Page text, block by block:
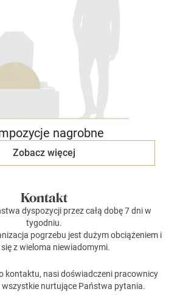
nagrobne
Zobacz więcej
Kontakt
dyspozycji przez całą dobę 7 dni w
tygodniu.
pogrzebu jest dużym obciążeniem i
z wieloma niewiadomymi.
kontaktu, nasi doświadczeni pracownicy
nurtujące Państwa pytania.